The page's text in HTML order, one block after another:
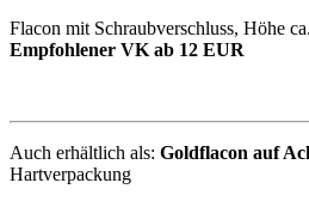
Flacon mit Schraubverschluss, Höhe
Empfohlener VK ab 12 EUR
Auch erhältlich als: Goldflacon auf
Hartverpackung